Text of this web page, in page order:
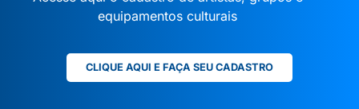
equipamentos culturais
CLIQUE AQUI E FAÇA SEU CADASTRO